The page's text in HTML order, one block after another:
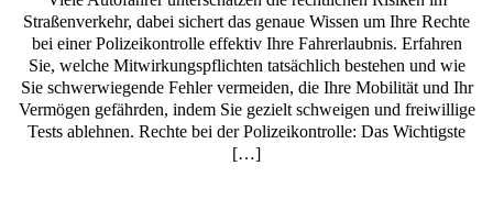
Straßenverkehr, dabei sichert das genaue Wissen um Ihre Rechte
bei einer Polizeikontrolle effektiv Ihre Fahrerlaubnis. Erfahren
Sie, welche Mitwirkungspflichten tatsächlich bestehen und wie
Sie schwerwiegende Fehler vermeiden, die Ihre Mobilität und Ihr
Vermögen gefährden, indem Sie gezielt schweigen und freiwillige
Tests ablehnen. Rechte bei der Polizeikontrolle: Das Wichtigste
[…]